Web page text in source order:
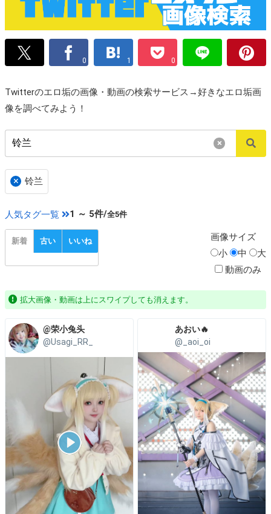
0 1 0
Twitterのエロ垢の画像・動画の検索サービス→好きなエロ垢画
像を調べてみよう！
×
× 铃兰
人気タグ一覧 1 ～ 5件/全5件
新着 古い いいね 画像サイズ
小
中
大
動画のみ
拡大画像・動画は上にスワイプしても消えます。
@荣小兔头
@Usagi_RR_
あおい🔥
@_aoi_oi